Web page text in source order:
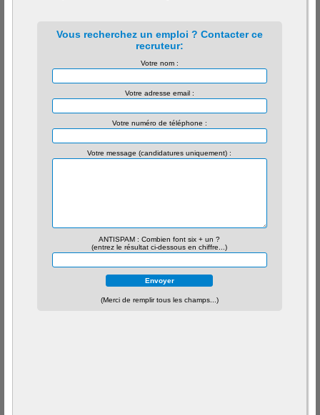
Vous recherchez un emploi ? Contacter ce
recruteur:
Votre nom :
Votre adresse email :
Votre numéro de téléphone :
Votre message (candidatures uniquement) :
ANTISPAM : Combien font six + un ?
(entrez le résultat ci-dessous en chiffre...)
(Merci de remplir tous les champs...)